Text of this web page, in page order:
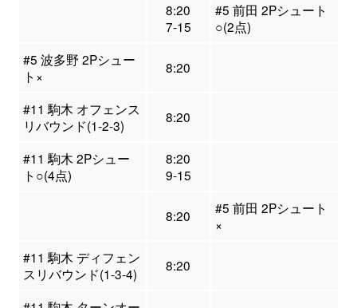
8:20
7-15
#5 前田 2Pシュート
○(2点)
#5 波多野 2Pシュー
ト×
8:20
#11 駒木 オフェンス
リバウンド(1-2-3)
8:20
#11 駒木 2Pシュー
ト○(4点)
8:20
9-15
8:20
#5 前田 2Pシュート
×
#11 駒木 ディフェン
スリバウンド(1-3-4)
8:20